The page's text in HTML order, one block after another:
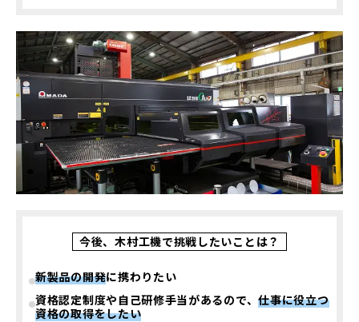
今後、木村工機で挑戦したいことは？
新製品の開発に携わりたい
資格認定制度や自己研修手当があるので、仕事に役立つ
資格の取得をしたい